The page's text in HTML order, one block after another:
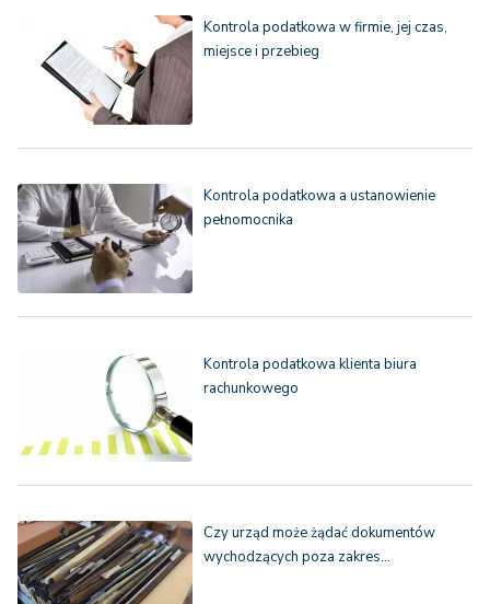
Kontrola podatkowa w firmie, jej czas,
miejsce i przebieg
Kontrola podatkowa a ustanowienie
pełnomocnika
Kontrola podatkowa klienta biura
rachunkowego
Czy urząd może żądać dokumentów
wychodzących poza zakres…